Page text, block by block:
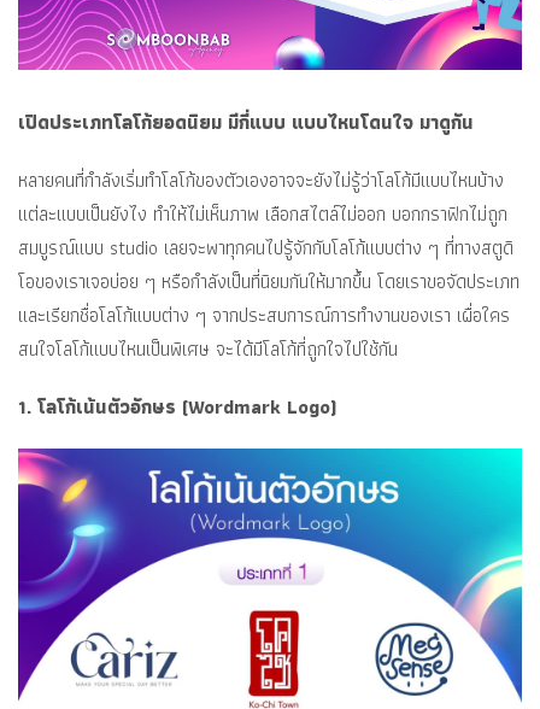
เปิดประเภทโลโก้ยอดนิยม มีกี่แบบ แบบไหนโดนใจ มาดูกัน
หลายคนที่กำลังเริ่มทำโลโก้ของตัวเองอาจจะยังไม่รู้ว่าโลโก้มีแบบไหนบ้าง
แต่ละแบบเป็นยังไง ทำให้ไม่เห็นภาพ เลือกสไตล์ไม่ออก บอกกราฟิกไม่ถูก
สมบูรณ์แบบ studio เลยจะพาทุกคนไปรู้จักกับโลโก้แบบต่าง ๆ ที่ทางสตูดิ
โอของเราเจอบ่อย ๆ หรือกำลังเป็นที่นิยมกันให้มากขึ้น โดยเราขอจัดประเภท
และเรียกชื่อโลโก้แบบต่าง ๆ จากประสบการณ์การทำงานของเรา เผื่อใคร
สนใจโลโก้แบบไหนเป็นพิเศษ จะได้มีโลโก้ที่ถูกใจไปใช้กัน
1. โลโก้เน้นตัวอักษร (Wordmark Logo)